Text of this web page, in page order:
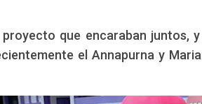
que encaraban juntos,
el Annapurna y